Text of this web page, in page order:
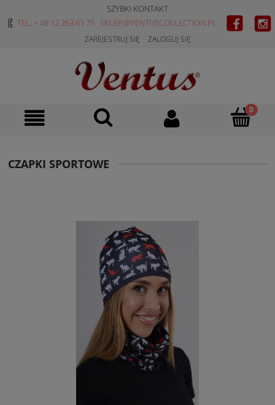
SZYBKI KONTAKT
TEL: + 48 12 263 63 75 SKLEP@VENTUSCOLLECTION.PL
ZAREJESTRUJ SIĘ ZALOGUJ SIĘ
CZAPKI SPORTOWE